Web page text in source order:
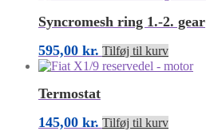
Syncromesh ring 1.-2. gear
595,00 kr. Tilføj til kurv
Termostat
145,00 kr. Tilføj til kurv